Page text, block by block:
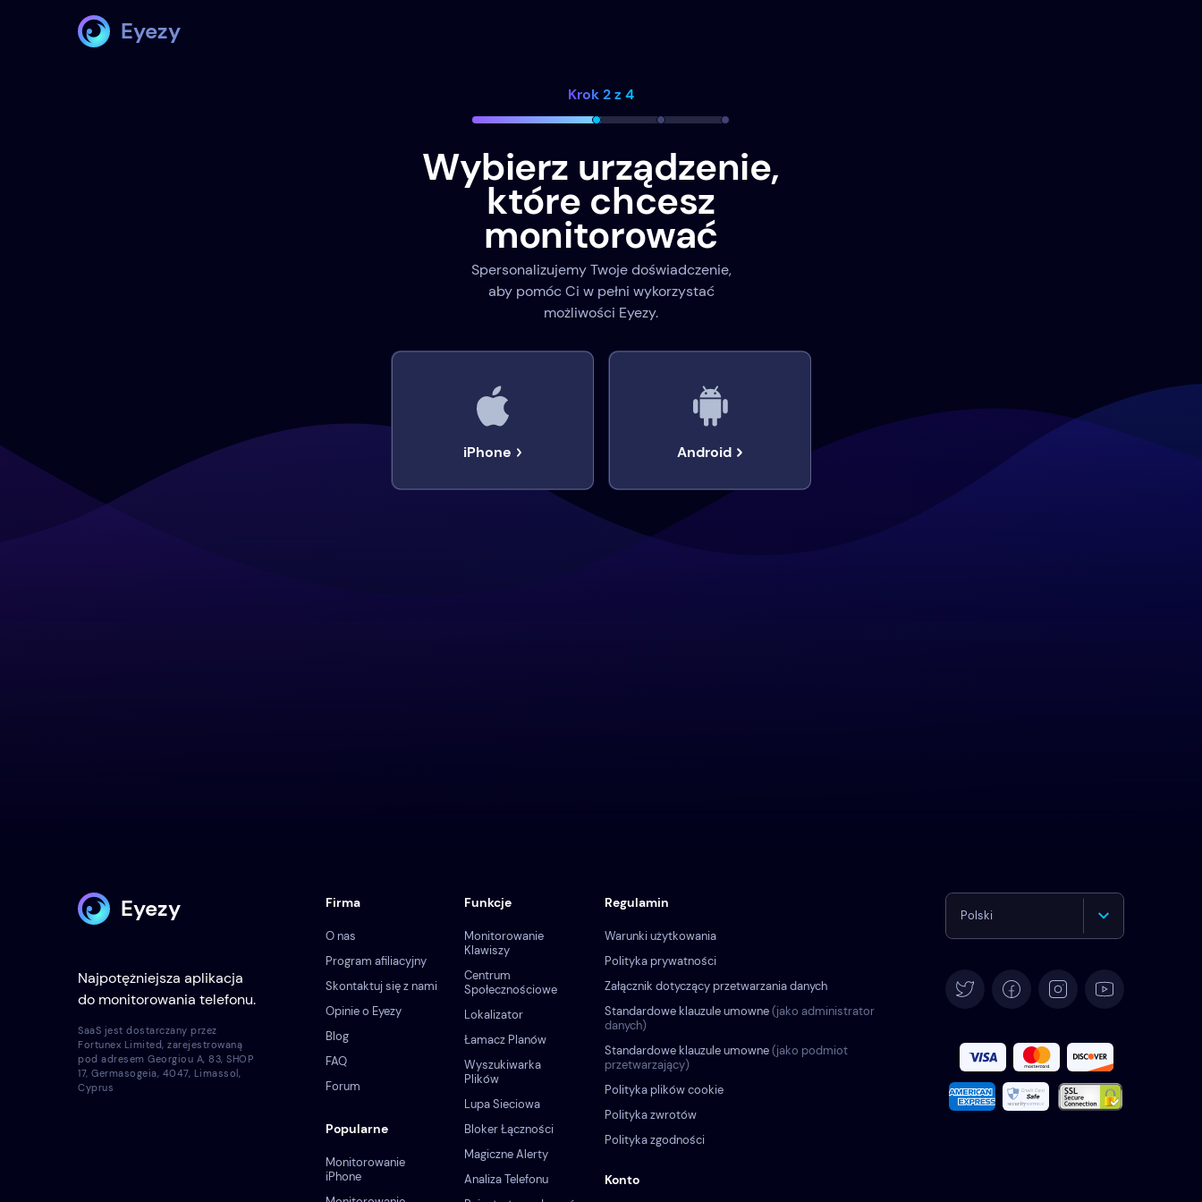
Eyezy
Krok 2 z 4
Wybierz urządzenie,
które chcesz
monitorować
Spersonalizujemy Twoje doświadczenie,
aby pomóc Ci w pełni wykorzystać
możliwości Eyezy.
iPhone Android
Eyezy
Najpotężniejsza aplikacja
do monitorowania telefonu.
Firma
O nas
Program afiliacyjny
Skontaktuj się z nami
Opinie o Eyezy
Blog
FAQ
Forum
Popularne
Monitorowanie
iPhone
Konto
Regulamin
Warunki użytkowania
Polityka prywatności
Załącznik dotyczący przetwarzania danych
Standardowe klauzule umowne(jako administrator
danych)
Standardowe klauzule umowne(jako podmiot
przetwarzający)
Polityka plików cookie
Polityka zwrotów
Polityka zgodności
Funkcje
Monitorowanie
Klawiszy
Centrum
Społecznościowe
Lokalizator
Łamacz Planów
Wyszukiwarka
Plików
Lupa Sieciowa
Bloker Łączności
Magiczne Alerty
Analiza Telefonu
Polski
Español
Français
SaaS jest dostarczany przez
Fortunex Limited, zarejestrowaną
pod adresem Georgiou A, 83, SHOP
17, Germasogeia, 4047, Limassol,
Cyprus